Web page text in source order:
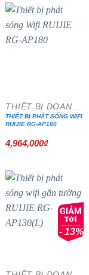
THIẾT BỊ PHÁT SÓNG WIFI
RUIJIE RG-AP180
4,964,000₫
- 13%